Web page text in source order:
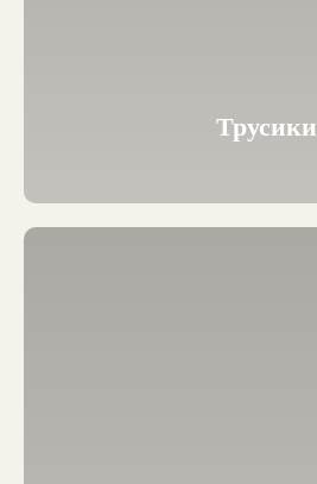
Трусики